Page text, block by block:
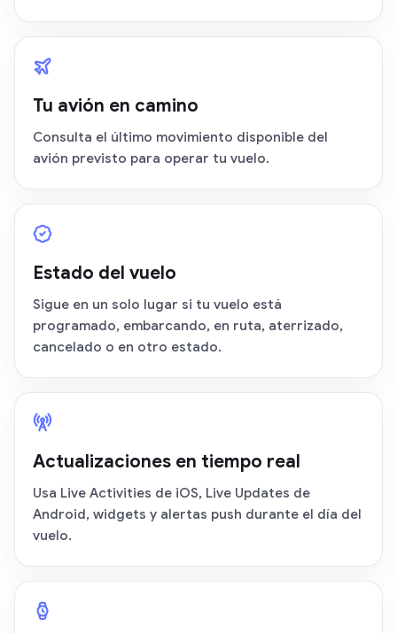
Tu avión en camino
Consulta el último movimiento disponible del
avión previsto para operar tu vuelo.
Estado del vuelo
Sigue en un solo lugar si tu vuelo está
programado, embarcando, en ruta, aterrizado,
cancelado o en otro estado.
Actualizaciones en tiempo real
Usa Live Activities de iOS, Live Updates de
Android, widgets y alertas push durante el día del
vuelo.